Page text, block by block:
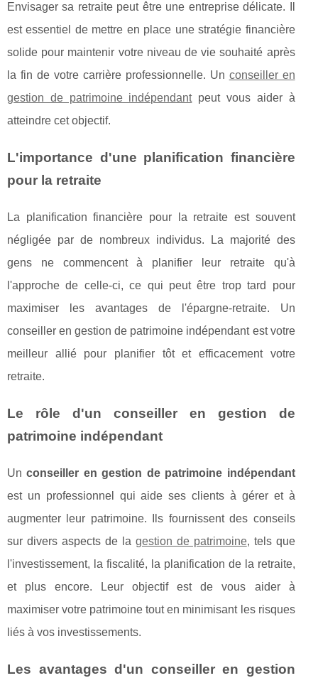
Envisager sa retraite peut être une entreprise délicate. Il
est essentiel de mettre en place une stratégie financière
solide pour maintenir votre niveau de vie souhaité après
la fin de votre carrière professionnelle. Un conseiller en
gestion de patrimoine indépendantpeut vous aider à
atteindre cet objectif.
L'importance d'une planification financière
pour la retraite
La planification financière pour la retraite est souvent
négligée par de nombreux individus. La majorité des
gens ne commencent à planifier leur retraite qu'à
l'approche de celle-ci, ce qui peut être trop tard pour
maximiser les avantages de l'épargne-retraite. Un
conseiller en gestion de patrimoine indépendant est votre
meilleur allié pour planifier tôt et efficacement votre
retraite.
Le rôle d'un conseiller en gestion de
patrimoine indépendant
Unconseiller en gestion de patrimoine indépendant
est un professionnel qui aide ses clients à gérer et à
augmenter leur patrimoine. Ils fournissent des conseils
sur divers aspects de la gestion de patrimoine, tels que
l'investissement, la fiscalité, la planification de la retraite,
et plus encore. Leur objectif est de vous aider à
maximiser votre patrimoine tout en minimisant les risques
liés à vos investissements.
Les avantages d'un conseiller en gestion